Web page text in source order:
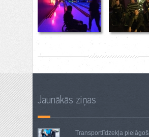
Jaunākās ziņas
Transportlīdzekļa